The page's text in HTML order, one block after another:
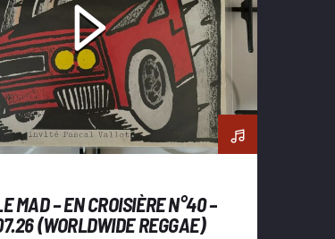
MAD – EN CROISIÈRE N°40 –
(WORLDWIDE REGGAE)